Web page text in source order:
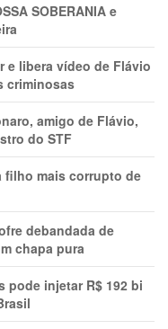
SOBERANIA e
e libera vídeo de Flávio
criminosas
amigo de Flávio,
do STF
filho mais corrupto de
debandada de
chapa pura
pode injetar R$ 192 bi